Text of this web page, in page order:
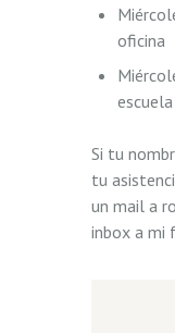
oficina
escuela
Si tu
tu
un mail a
inbox a mi